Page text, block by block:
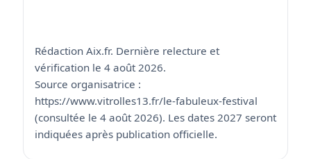
Rédaction Aix.fr. Dernière relecture et
vérification le 4 août 2026.
Source organisatrice :
https://www.vitrolles13.fr/le-fabuleux-festival
(consultée le 4 août 2026). Les dates 2027 seront
indiquées après publication officielle.